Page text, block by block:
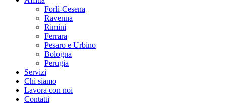
Forlì-Cesena
Ravenna
Rimini
Ferrara
Pesaro e Urbino
Bologna
Perugia
Servizi
Chi siamo
Lavora con noi
Contatti